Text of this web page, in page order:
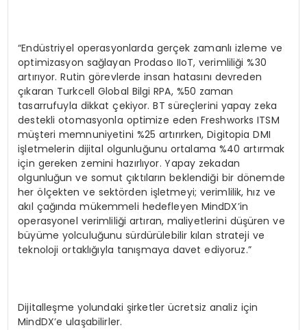
“Endüstriyel operasyonlarda gerçek zamanlı izleme ve
optimizasyon sağlayan Prodaso IIoT, verimliliği %30
artırıyor. Rutin görevlerde insan hatasını devreden
çıkaran Turkcell Global Bilgi RPA, %50 zaman
tasarrufuyla dikkat çekiyor. BT süreçlerini yapay zeka
destekli otomasyonla optimize eden Freshworks ITSM
müşteri memnuniyetini %25 artırırken, Digitopia DMI
işletmelerin dijital olgunluğunu ortalama %40 artırmak
için gereken zemini hazırlıyor. Yapay zekadan
olgunluğun ve somut çıktıların beklendiği bir dönemde
her ölçekten ve sektörden işletmeyi; verimlilik, hız ve
akıl çağında mükemmeli hedefleyen MindDX’in
operasyonel verimliliği artıran, maliyetlerini düşüren ve
büyüme yolculuğunu sürdürülebilir kılan strateji ve
teknoloji ortaklığıyla tanışmaya davet ediyoruz.”
Dijitalleşme yolundaki şirketler ücretsiz analiz için
MindDX’e ulaşabilirler.